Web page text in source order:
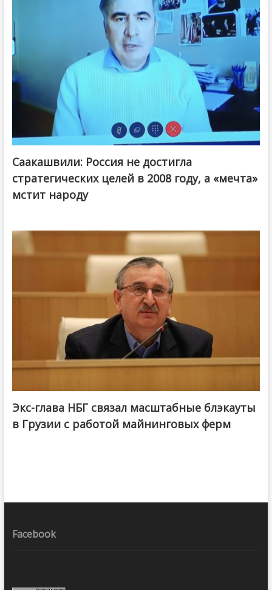
Саакашвили: Россия не достигла
стратегических целей в 2008 году, а «мечта»
мстит народу
Экс-глава НБГ связал масштабные блэкауты
в Грузии с работой майнинговых ферм
Facebook